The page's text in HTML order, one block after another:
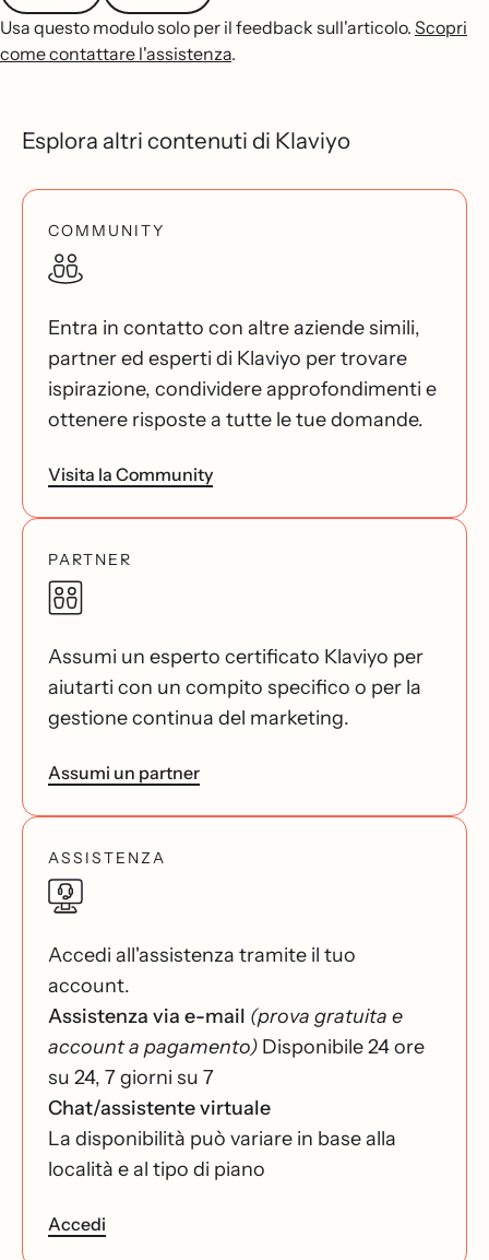
Usa questo modulo solo per il feedback sull'articolo. Scopri
come contattare l'assistenza.
Esplora altri contenuti di Klaviyo
COMMUNITY
Entra in contatto con altre aziende simili,
partner ed esperti di Klaviyo per trovare
ispirazione, condividere approfondimenti e
ottenere risposte a tutte le tue domande.
Visita la Community
PARTNER
Assumi un esperto certificato Klaviyo per
aiutarti con un compito specifico o per la
gestione continua del marketing.
Assumi un partner
ASSISTENZA
Accedi all'assistenza tramite il tuo
account.
Assistenza via e-mail (prova gratuita e
account a pagamento) Disponibile 24 ore
su 24, 7 giorni su 7
Chat/assistente virtuale
La disponibilità può variare in base alla
località e al tipo di piano
Accedi